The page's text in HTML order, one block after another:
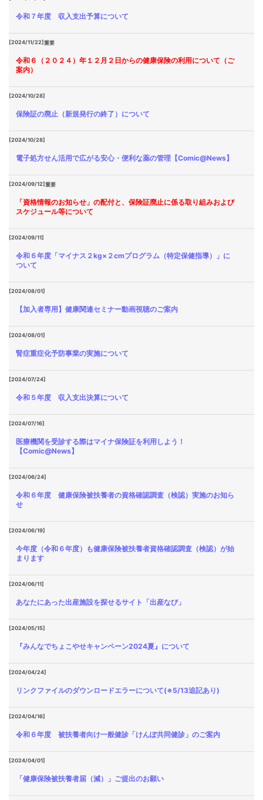
令和７年度 収入支出予算について
[2024/11/22]重要
令和６（２０２４）年１２月２日からの健康保険の利用について（ご
案内）
[2024/10/28]
保険証の廃止（新規発行の終了）について
[2024/10/28]
電子処方せん活用で広がる安心・便利な薬の管理【Comic@News】
[2024/09/12]重要
「資格情報のお知らせ」の配付と、保険証廃止に係る取り組みおよび
スケジュール等について
[2024/09/11]
令和６年度「マイナス２kg×２cmプログラム（特定保健指導）」に
ついて
[2024/08/01]
【加入者専用】健康関連セミナー動画視聴のご案内
[2024/08/01]
腎症重症化予防事業の実施について
[2024/07/24]
令和５年度 収入支出決算について
[2024/07/16]
医療機関を受診する際はマイナ保険証を利用しよう！
【Comic@News】
[2024/06/24]
令和６年度 健康保険被扶養者の資格確認調査（検認）実施のお知ら
せ
[2024/06/19]
今年度（令和６年度）も健康保険被扶養者資格確認調査（検認）が始
まります
[2024/06/11]
あなたにあった出産施設を探せるサイト「出産なび」
[2024/05/15]
『みんなでちょこやせキャンペーン2024夏』について
[2024/04/24]
リンクファイルのダウンロードエラーについて(※5/13追記あり)
[2024/04/16]
令和６年度 被扶養者向け一般健診「けんぽ共同健診」のご案内
[2024/04/01]
「健康保険被扶養者届（減）」ご提出のお願い